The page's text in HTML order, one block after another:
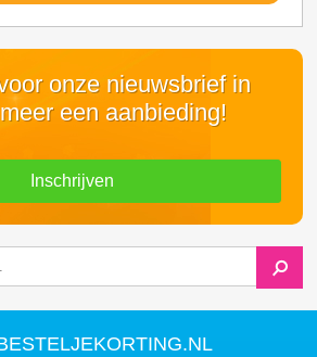
onze nieuwsbrief in
een aanbieding!
Inschrijven